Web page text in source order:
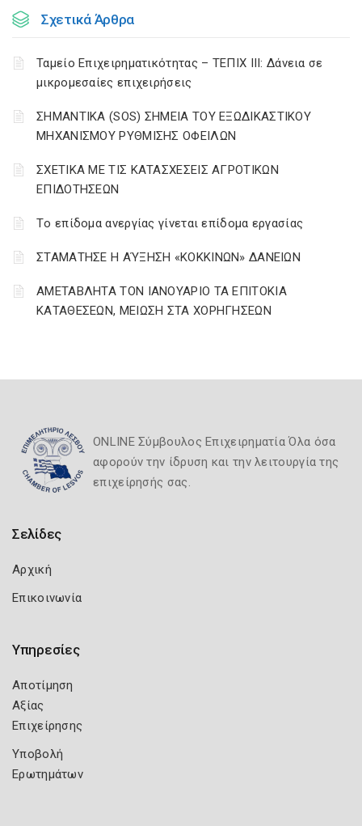
Σχετικά Άρθρα
Ταμείο Επιχειρηματικότητας – ΤΕΠΙΧ ΙΙΙ: Δάνεια σε
μικρομεσαίες επιχειρήσεις
ΣΗΜΑΝΤΙΚΑ (SOS) ΣΗΜΕΙΑ ΤΟΥ ΕΞΩΔΙΚΑΣΤΙΚΟΥ
ΜΗΧΑΝΙΣΜΟΥ ΡΥΘΜΙΣΗΣ ΟΦΕΙΛΩΝ
ΣΧΕΤΙΚΑ ΜΕ ΤΙΣ ΚΑΤΑΣΧΕΣΕΙΣ ΑΓΡΟΤΙΚΩΝ
ΕΠΙΔΟΤΗΣΕΩΝ
Tο επίδομα ανεργίας γίνεται επίδομα εργασίας
ΣΤΑΜΑΤΗΣΕ Η ΑΎΞΗΣΗ «ΚΟΚΚΙΝΩΝ» ΔΑΝΕΙΩΝ
ΑΜΕΤΑΒΛΗΤΑ ΤΟΝ ΙΑΝΟΥΑΡΙΟ ΤΑ ΕΠΙΤΟΚΙΑ
ΚΑΤΑΘΕΣΕΩΝ, ΜΕΙΩΣΗ ΣΤΑ ΧΟΡΗΓΗΣΕΩΝ
ONLINE Σύμβουλος Επιχειρηματία Όλα όσα
αφορούν την ίδρυση και την λειτουργία της
επιχείρησής σας.
Σελίδες
Αρχική
Επικοινωνία
Υπηρεσίες
Αποτίμηση
Αξίας
Επιχείρησης
Υποβολή
Ερωτημάτων